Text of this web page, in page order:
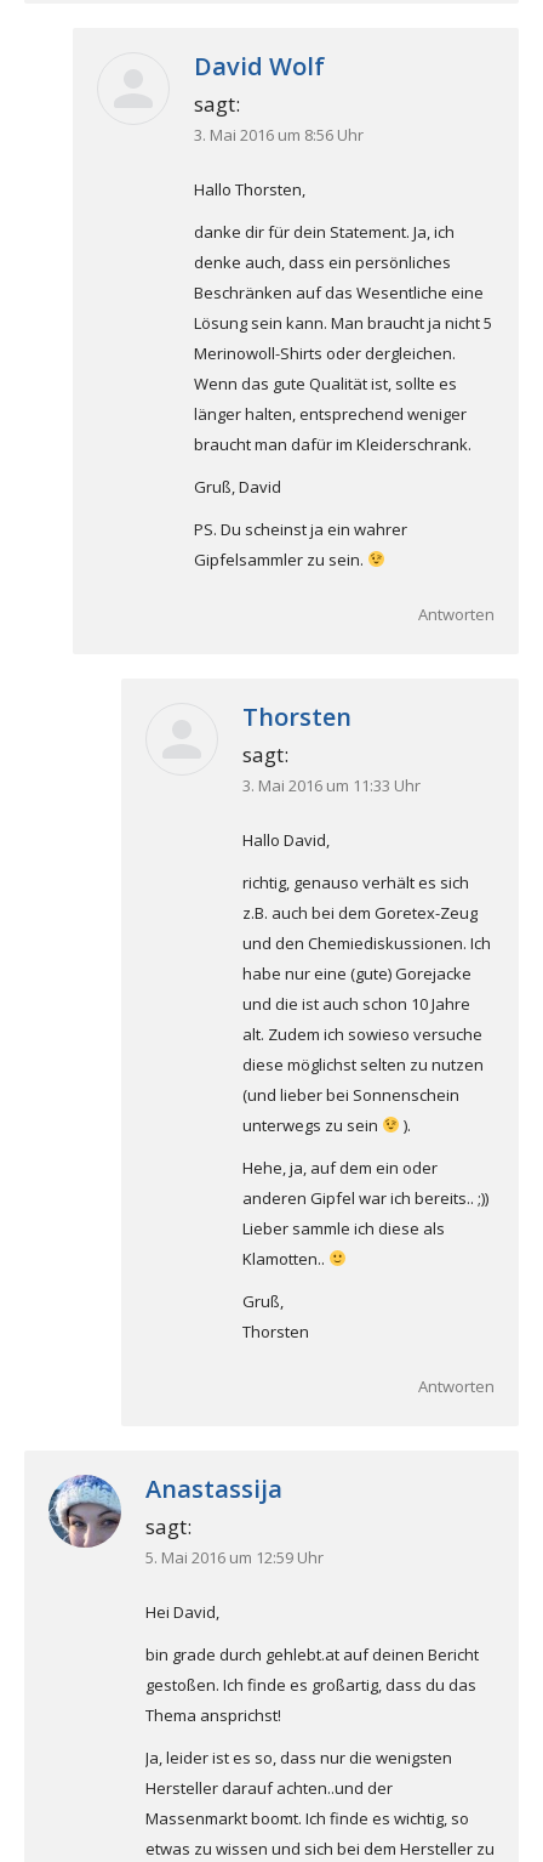
David Wolf
sagt:
3. Mai 2016 um 8:56 Uhr
Hallo Thorsten,
danke dir für dein Statement. Ja, ich
denke auch, dass ein persönliches
Beschränken auf das Wesentliche eine
Lösung sein kann. Man braucht ja nicht 5
Merinowoll-Shirts oder dergleichen.
Wenn das gute Qualität ist, sollte es
länger halten, entsprechend weniger
braucht man dafür im Kleiderschrank.
Gruß, David
PS. Du scheinst ja ein wahrer
Gipfelsammler zu sein.
Antworten
Thorsten
sagt:
3. Mai 2016 um 11:33 Uhr
Hallo David,
richtig, genauso verhält es sich
z.B. auch bei dem Goretex-Zeug
und den Chemiediskussionen. Ich
habe nur eine (gute) Gorejacke
und die ist auch schon 10 Jahre
alt. Zudem ich sowieso versuche
diese möglichst selten zu nutzen
(und lieber bei Sonnenschein
unterwegs zu sein
).
Hehe, ja, auf dem ein oder
anderen Gipfel war ich bereits.. ;))
Lieber sammle ich diese als
Klamotten..
Gruß,
Thorsten
Antworten
Anastassija
sagt:
5. Mai 2016 um 12:59 Uhr
Hei David,
bin grade durch gehlebt.at auf deinen Bericht
gestoßen. Ich finde es großartig, dass du das
Thema ansprichst!
Ja, leider ist es so, dass nur die wenigsten
Hersteller darauf achten..und der
Massenmarkt boomt. Ich finde es wichtig, so
etwas zu wissen und sich bei dem Hersteller zu